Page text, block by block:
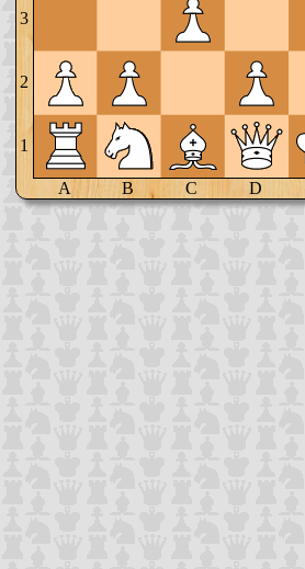
3
2
1
A B C D